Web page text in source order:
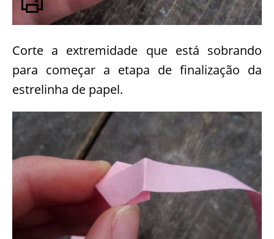
Corte a extremidade que está sobrando
para começar a etapa de finalização da
estrelinha de papel.